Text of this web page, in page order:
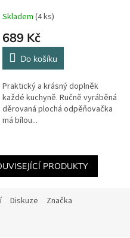
Skladem (4 ks)
689 Kč
Do košíku
Praktický a krásný doplněk
každé kuchyně. Ručně vyráběná
děrovaná plochá odpěňovačka
má bílou...
PRODUKTY
Diskuze Značka